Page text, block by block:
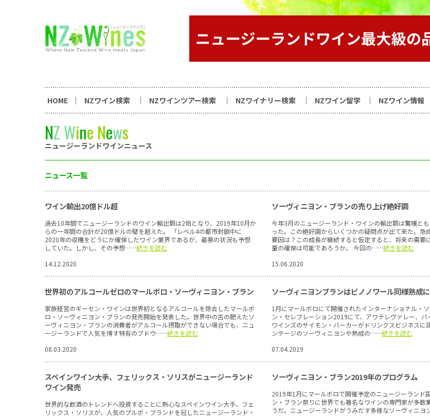
ニュージーランドワイン総合サイト
HOME NZワイン検索 NZワインツアー検索 NZワイナリー検索 NZワイン留学 NZワイン情報
NZWine News
ニュージーランドワインニュース
ニュース一覧
ワイン輸出20億ドル超
過去10年間でニュージーランドのワイン輸出額は2倍となり、2019年10月か
らの一年間の合計が20億ドルの壁を超えた。 「レベル4の都市封鎖中に
2020年の収穫をどうにか確保したワイン業界であるが、最悪の状況も予想
していた。しかし、その予想……続きを読む
14.12.2020
ソーヴィニヨン・ブランの売り上げ絶好調
今年3月のニュージーランド・ワインの輸出額は驚嘆と
った。この絶好調からいくつかの疑問点が出て来た。急
要因は？この成長が継続すると仮定すると、将来の需要
量の確保は可能であろうか。 今回の……続きを読む
15.06.2020
世界初のアルコールゼロのマールボロ・ソーヴィニヨン・ブラン
家族経営のギーセン・ワインは世界初となるアルコールを除去したマールボ
ロ・ソーヴィニヨン・ブランの発売開始を発表した。世界中の舌の肥えたソ
ーヴィニヨン・ブランの消費者がアルコール摂取ができない場合でも、ニュ
ージーランドで人気を博す特有のブドウ……続きを読む
08.03.2020
ソーヴィニヨンブランはピノノワール同様熟成
1月にマールボロにて開催されたインターナショナル・
ン・セレブレーション2019にて、アワテレヴァレー、バ
ワインズのサイモン・バーカーがドリンクスビジネスに
ンテージのソーヴィニヨンや熟成の……続きを読む
07.04.2019
スペインワイン大手、フェリックス・ソリスがニュージーランド
ワイン発売
世界的な飲酒のトレンドへ投資することに熱心なスペインワイン大手、フェ
リックス・ソリスが、人気のプルポ・ブランドを冠したニュージーランド・
ソーヴィニヨン・ブラン2019年のプログラム
2019年1月にマールボロで開催予定のニュージーランド
ン・ブラン祭りに世界でも著名なワインの専門家が多数
うだ。ニュージーランドがうみだす多様なソーヴィニヨ